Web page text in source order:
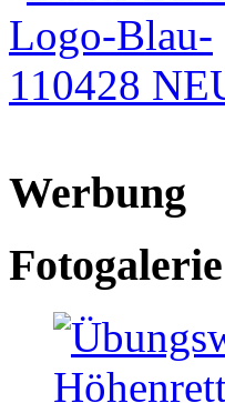
Werbung
Fotogalerie